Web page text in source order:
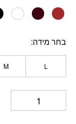
בחר מידה
L
M